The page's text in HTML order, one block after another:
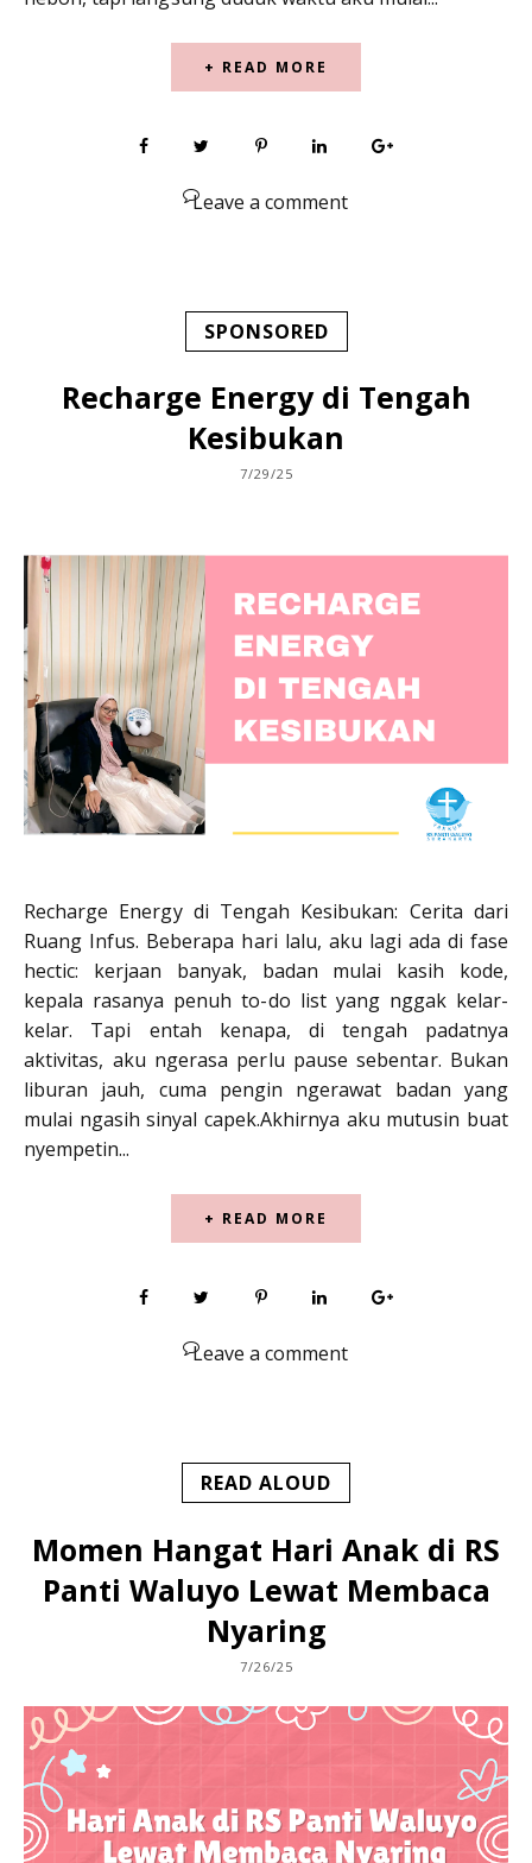
+ READ MORE
Leave a comment
SPONSORED
Recharge Energy di Tengah
Kesibukan
7/29/25
Recharge Energy di Tengah Kesibukan: Cerita dari
Ruang Infus. Beberapa hari lalu, aku lagi ada di fase
hectic: kerjaan banyak, badan mulai kasih kode,
kepala rasanya penuh to-do list yang nggak kelar-
kelar. Tapi entah kenapa, di tengah padatnya
aktivitas, aku ngerasa perlu pause sebentar. Bukan
liburan jauh, cuma pengin ngerawat badan yang
mulai ngasih sinyal capek.Akhirnya aku mutusin buat
nyempetin...
+ READ MORE
Leave a comment
READ ALOUD
Momen Hangat Hari Anak di RS
Panti Waluyo Lewat Membaca
Nyaring
7/26/25